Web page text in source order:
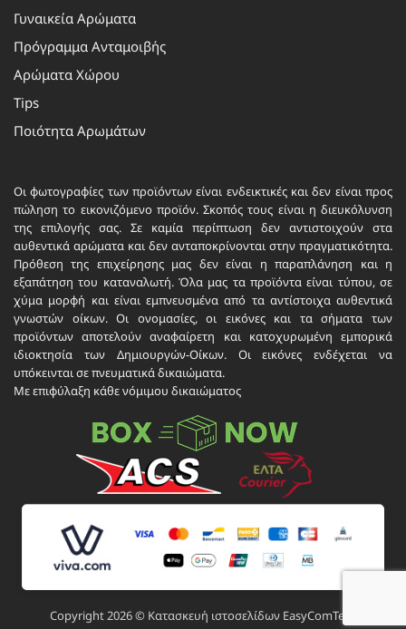
Γυναικεία Αρώματα
Πρόγραμμα Ανταμοιβής
Αρώματα Χώρου
Tips
Ποιότητα Αρωμάτων
Οι φωτογραφίες των προϊόντων είναι ενδεικτικές και δεν είναι προς
πώληση το εικονιζόμενο προϊόν. Σκοπός τους είναι η διευκόλυνση
της επιλογής σας. Σε καμία περίπτωση δεν αντιστοιχούν στα
αυθεντικά αρώματα και δεν ανταποκρίνονται στην πραγματικότητα.
Πρόθεση της επιχείρησης μας δεν είναι η παραπλάνηση και η
εξαπάτηση του καταναλωτή. Όλα μας τα προϊόντα είναι τύπου, σε
χύμα μορφή και είναι εμπνευσμένα από τα αντίστοιχα αυθεντικά
γνωστών οίκων. Οι ονομασίες, οι εικόνες και τα σήματα των
προϊόντων αποτελούν αναφαίρετη και κατοχυρωμένη εμπορικά
ιδιοκτησία των Δημιουργών-Οίκων. Οι εικόνες ενδέχεται να
υπόκεινται σε πνευματικά δικαιώματα.
Με επιφύλαξη κάθε νόμιμου δικαιώματος
Copyright 2026 © Κατασκευή ιστοσελίδωνEasyComTech